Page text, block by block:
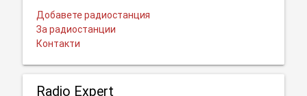
Добавете радиостанция
За радиостанции
Контакти
Radio Expert